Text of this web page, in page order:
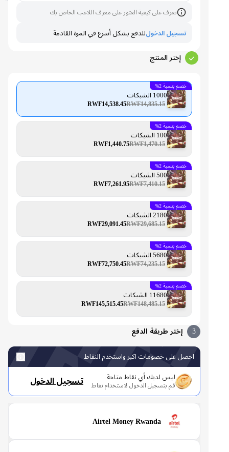
تعرف على كيفية العثور على معرف اللاعب الخاص بك
تسجيل الدخول للدفع بشكل أسرع في المرة القادمة
إختر المنتج
1000 الشبكات
RWF14,835.15
RWF14,538.45
خصم بنسبة 2%
100 الشبكات
RWF1,470.15
RWF1,440.75
خصم بنسبة 2%
500 الشبكات
RWF7,410.15
RWF7,261.95
خصم بنسبة 2%
2180 الشبكات
RWF29,685.15
RWF29,091.45
خصم بنسبة 2%
5680 الشبكات
RWF74,235.15
RWF72,750.45
خصم بنسبة 2%
11680 الشبكات
RWF148,485.15
RWF145,515.45
خصم بنسبة 2%
إختر طريقة الدفع
احصل على خصومات اكبر واستخدم النقاط
ليس لديك أي نقاط متاحة
قم بتسجيل الدخول لاستخدام نقاط تسجيل الدخول
Airtel Money Rwanda